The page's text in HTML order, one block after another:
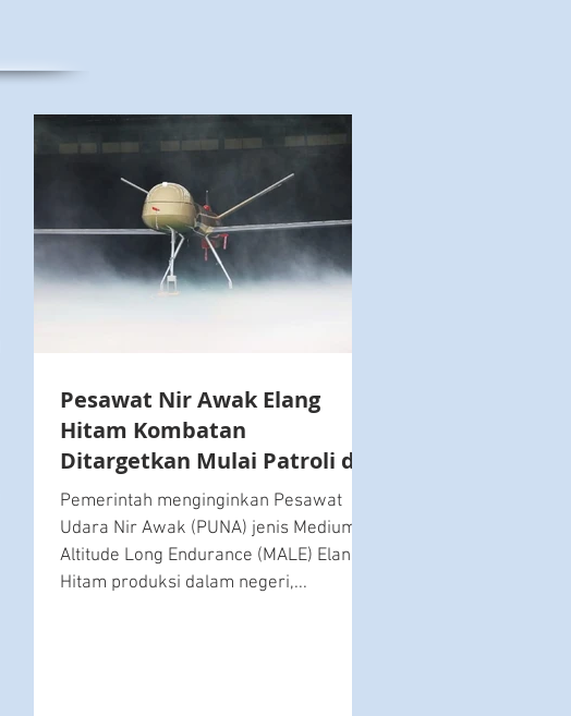
Pesawat Nir Awak Elang
Hitam Kombatan
Ditargetkan Mulai Patroli di
Natuna Pada 2021
Pemerintah menginginkan Pesawat
Udara Nir Awak (PUNA) jenis Medium
Altitude Long Endurance (MALE) Elang
Hitam produksi dalam negeri,...